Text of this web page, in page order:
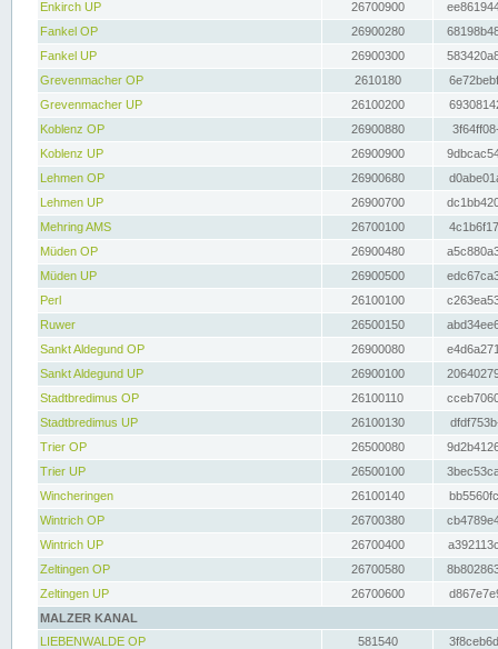
Enkirch UP
26700900
Fankel OP
26900280
Fankel UP
26900300
Grevenmacher OP
2610180
Grevenmacher UP
26100200
Koblenz OP
26900880
Koblenz UP
26900900
Lehmen OP
26900680
Lehmen UP
26900700
Mehring AMS
26700100
Müden OP
26900480
Müden UP
26900500
Perl
26100100
Ruwer
26500150
Sankt Aldegund OP
26900080
Sankt Aldegund UP
26900100
Stadtbredimus OP
26100110
Stadtbredimus UP
26100130
Trier OP
26500080
Trier UP
26500100
Wincheringen
26100140
Wintrich OP
26700380
Wintrich UP
26700400
Zeltingen OP
26700580
Zeltingen UP
26700600
MALZER KANAL
LIEBENWALDE OP
581540